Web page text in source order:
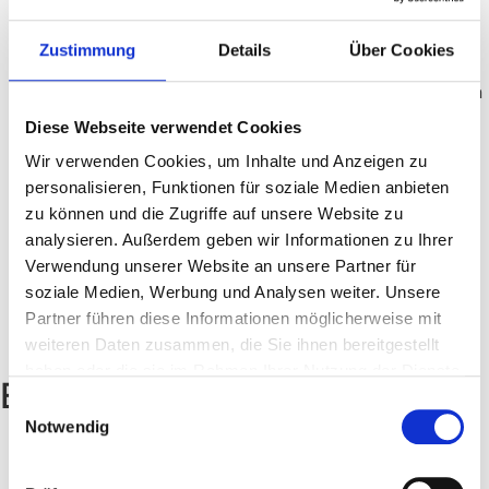
Zustimmung Details Über Cookies
Diese Webseite verwendet Cookies
Wir verwenden Cookies, um Inhalte und Anzeigen zu
personalisieren, Funktionen für soziale Medien anbieten
zu können und die Zugriffe auf unsere Website zu
analysieren. Außerdem geben wir Informationen zu Ihrer
Verwendung unserer Website an unsere Partner für
soziale Medien, Werbung und Analysen weiter. Unsere
Partner führen diese Informationen möglicherweise mit
weiteren Daten zusammen, die Sie ihnen bereitgestellt
Einwilligungsauswahl
Notwendig
deine Seiten indexierbar sind, semantisches HTML
verwenden und für JavaScript optimiert sind. Achte
auf eine gute Seitenladezeit und reduziere doppelten
Content.
Merchant Center und Google Unternehmensprofile,
um deine Produkte und dein lokales Geschäft in KI-
basierten Antworten sichtbar zu machen.
Agentic Experiences beobachten:Informiere dich
über die Universal Commerce Protocol (UCP) und
Web.dev-Richtlinien, um dich auf zukünftige
agentische Erfahrungen vorzubereiten, aber
priorisiere dies aktuell nicht.
Experten-Meinung
Grundlagen der SEO bleiben relevant. Der Fokus